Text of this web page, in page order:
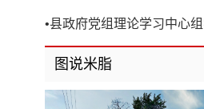
•县政府党组理论学习中心
第8次党组（扩大）会议召
图说米脂